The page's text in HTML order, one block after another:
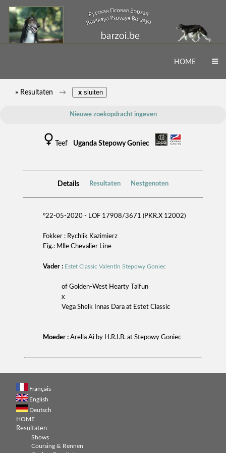
HOME
» Resultaten x sluiten
Nieuwe zoekopdracht ingeven
Teef Uganda Stepowy Goniec
Details Resultaten Nestgenoten
°22-05-2020 - LOF 17908/3671 (PKR.X 12002)
Fokker : Rychlik Kazimierz
Eig.: Mlle Chevalier Line
Vader : Estet Classic Valentin Stepowy Goniec
of Golden-West Hearty Taifun
x
Vega Shelk Innas Dara at Estet Classic
Moeder : Arella Ai by H.R.I.B. at Stepowy Goniec
Français
English
Deutsch
HOME
Resultaten
Shows
Coursing & Rennen